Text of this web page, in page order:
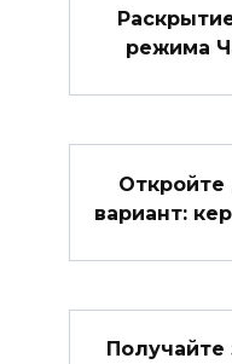
режима
вариант:
Получайте